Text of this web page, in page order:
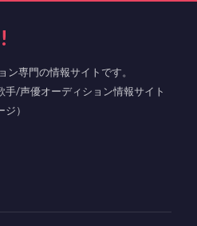
ン専門の情報サイトです。
/声優オーディション情報サイト
）